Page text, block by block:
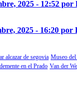
2025 - 12:52 por
2025 - 16:20
alcazar de segovia Museo
en el Prado Van der